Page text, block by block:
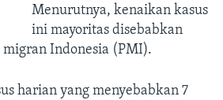
Menurutnya, kenaikan kasus
ini mayoritas disebabkan
Indonesia (PMI).
harian yang menyebabkan 7